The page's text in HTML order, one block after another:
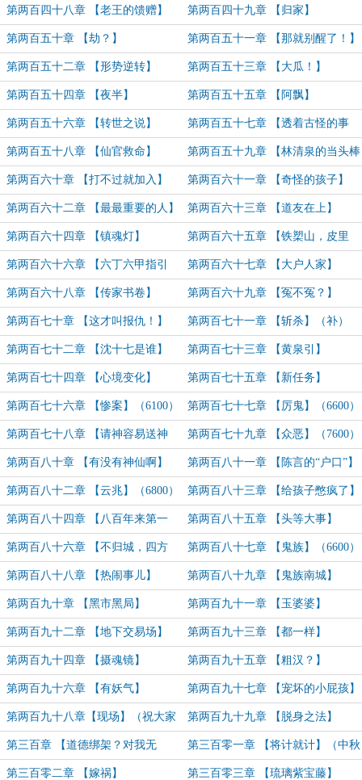
舔！】 （6200）
第两百四十八章 【老王的馈赠】
（6300）
第两百四十九章 【归家】
第两百五十章 【劫？】 第两百五十一章 【那就别醒了！】
（6000）
第两百五十二章 【形势逆转】
（6300）
第两百五十三章 【大瓜！】
（7100）
第两百五十四章 【夜半】 第两百五十五章 【阿飘】
第两百五十六章 【转世之说】
（6000）
第两百五十七章 【透着古怪的事
情】（6300）
第两百五十八章 【仙官救命】
（6600）
第两百五十九章 【林清泉的当头棒
喝】（7000）
第两百六十章 【打不过就加入】 第两百六十一章 【奇怪的孩子】
（6200）
第两百六十二章 【最最重要的人】
（7000）
第两百六十三章 【道友在上】
（6000）
第两百六十四章 【镇魂灯】 第两百六十五章 【铁槊山，皮里
江】（6000）
第两百六十六章 【六丁六甲指引
术】（6200）
第两百六十七章 【大户人家】
第两百六十八章 【传家书卷】 第两百六十九章 【冤不冤？】
第两百七十章 【这才叫报仇！】
（8200）
第两百七十一章 【斩杀】（补）
第两百七十二章 【沈十七是谁】
（6000）
第两百七十三章 【黄泉引】
第两百七十四章 【心境变化】
（8200）
第两百七十五章 【新任务】
（6700）
第两百七十六章 【惨案】（6100） 第两百七十七章 【厉鬼】（6600）
第两百七十八章 【请神容易送神
难！】
第两百七十九章 【众恶】（7600）
第两百八十章 【有没有神仙啊】 第两百八十一章 【陈言的“户口”】
第两百八十二章 【云兆】（6800） 第两百八十三章 【给孩子憋疯了】
（6200）
第两百八十四章 【八百年来第一
人】（6200）
第两百八十五章 【头等大事】
第两百八十六章 【不归城，四方
楼，合聚堂】（7200）
第两百八十七章 【鬼族】（6600）
第两百八十八章 【热闹事儿】
（6600）
第两百八十九章 【鬼族南城】
第两百九十章 【黑市黑局】
（6000）
第两百九十一章 【玉婆婆】
（6600）
第两百九十二章 【地下交易场】
（6200）
第两百九十三章 【都一样】
第两百九十四章 【摄魂镜】 第两百九十五章 【粗汉？】
第两百九十六章 【有妖气】 第两百九十七章 【宠坏的小屁孩】
（6000）
第两百九十八章【现场】（祝大家
国庆快乐~）
第两百九十九章 【脱身之法】
第三百章 【道德绑架？对我无
效！】
第三百零一章 【将计就计】（中秋
快乐！）
第三百零二章 【嫁祸】 第三百零三章 【琉璃紫宝藤】